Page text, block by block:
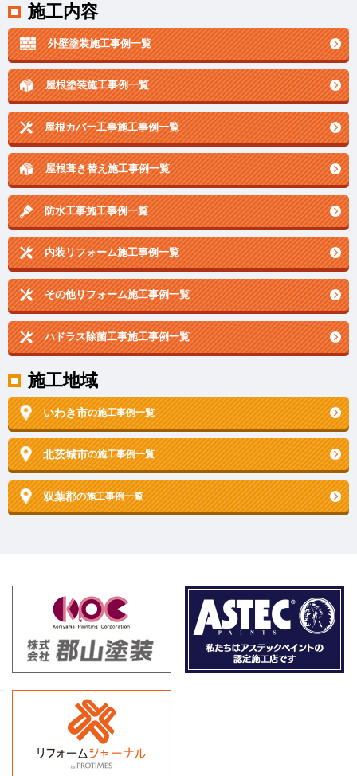
施工内容
外壁塗装施工事例一覧
屋根塗装施工事例一覧
屋根カバー工事施工事例一覧
屋根葺き替え施工事例一覧
防水工事施工事例一覧
内装リフォーム施工事例一覧
その他リフォーム施工事例一覧
ハドラス除菌工事施工事例一覧
施工地域
いわき市の施工事例一覧
北茨城市の施工事例一覧
双葉郡の施工事例一覧